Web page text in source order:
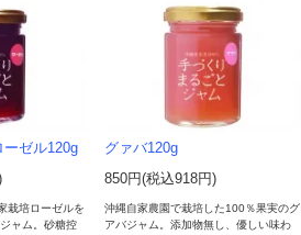
ゼル120g
栽培ローゼルを
ャム。砂糖控
グァバ120g
850円(税込918円)
沖縄自家農園で栽培した100％果実のグ
アバジャム。添加物無し、優しい味わ